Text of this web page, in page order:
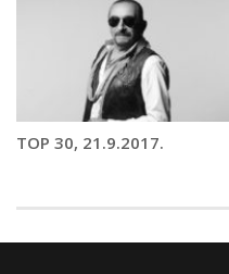
TOP 30, 21.9.2017.